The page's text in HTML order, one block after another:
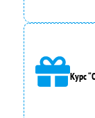
Курс